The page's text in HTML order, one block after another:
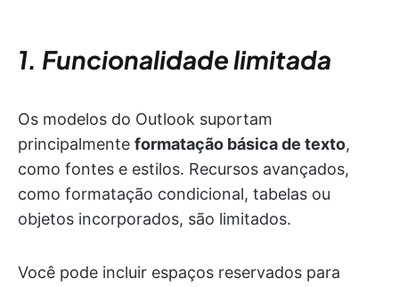
1. Funcionalidade limitada
Os modelos do Outlook suportam
principalmente formatação básica de texto,
como fontes e estilos. Recursos avançados,
como formatação condicional, tabelas ou
objetos incorporados, são limitados.
Você pode incluir espaços reservados para